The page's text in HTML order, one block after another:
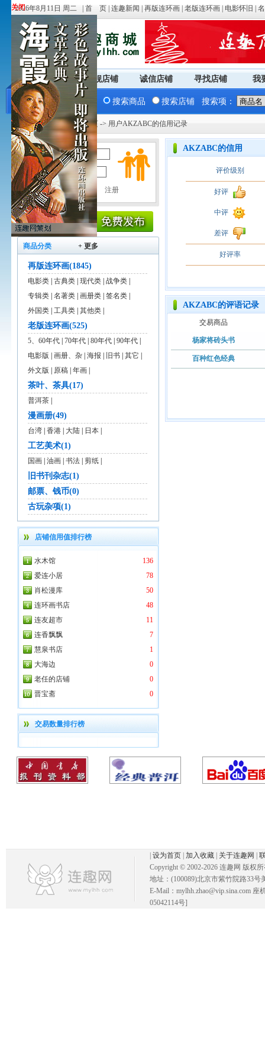
关闭
关闭
2026年8月11日 周二 | 首 页 连趣新闻 再版连环画 老版连环画 电影怀旧
商城首页 旗舰店铺 诚信店铺 寻找店铺 我
搜索商品 搜索店铺 搜索项：
您现在的位置：商城首页 -> 用户AKZABC的信用记录
用户名：
密 码：
商品分类 + 更多
再版连环画(1845)
电影类 古典类 现代类 战争类
专辑类 名著类 画册类 签名类
外国类 工具类 其他类
老版连环画(525)
5、60年代 70年代 80年代 90年代
电影版
画册、杂 海报 旧书 其它
外文版
原稿 年画
茶叶、茶具(17)
普洱茶
漫画册(49)
台湾 香港 大陆 日本
工艺美术(1)
国画 油画 书法 剪纸
旧书刊杂志(1)
邮票、钱币(0)
古玩杂项(1)
店铺信用值排行榜
水木馆
136
爱连小居
78
肖松漫库
50
连环画书店
48
连友超市
11
连香飘飘
7
慧泉书店
1
大海边
0
老任的店铺
0
晋宝斋
0
交易数量排行榜
AKZABC的信用
评价级别
好评
中评
差评
好评率
AKZABC的评语记录
交易商品
杨家将砖头书
百种红色经典
设为首页 加入收藏 关于连趣网
Copyright © 2002-2026 连趣网 版权
地址：(100089)北京市紫竹院路33号
E-Mail：mylhh.zhao@vip.sina.com
05042114号]